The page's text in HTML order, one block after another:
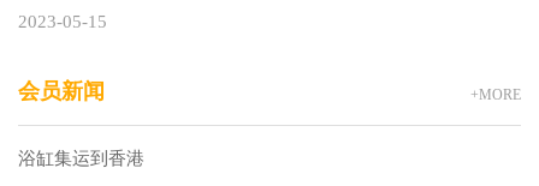
2023-05-15
会员新闻 +MORE
浴缸集运到香港